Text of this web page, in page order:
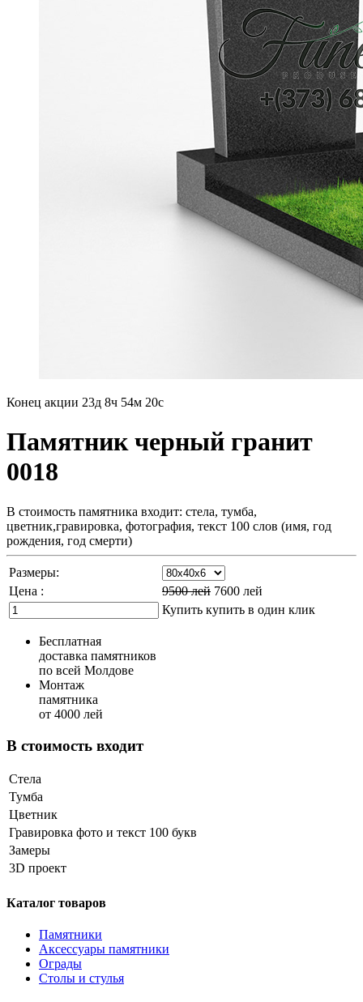
Конец акции 23д 8ч 54м 18с
Памятник черный гранит
0018
В стоимость памятника входит: стела, тумба,
цветник,гравировка, фотография, текст 100 слов (имя, год
рождения, год смерти)
Размеры:
Цена :
9500лей 7600 лей
Купить купить в один клик
Бесплатная
доставка памятников
по всей Молдове
Монтаж
памятника
от 4000 лей
В стоимость входит
Стела
Тумба
Цветник
Гравировка фото и текст 100 букв
Замеры
3D проект
Каталог товаров
Памятники
Аксессуары памятники
Ограды
Столы и стулья